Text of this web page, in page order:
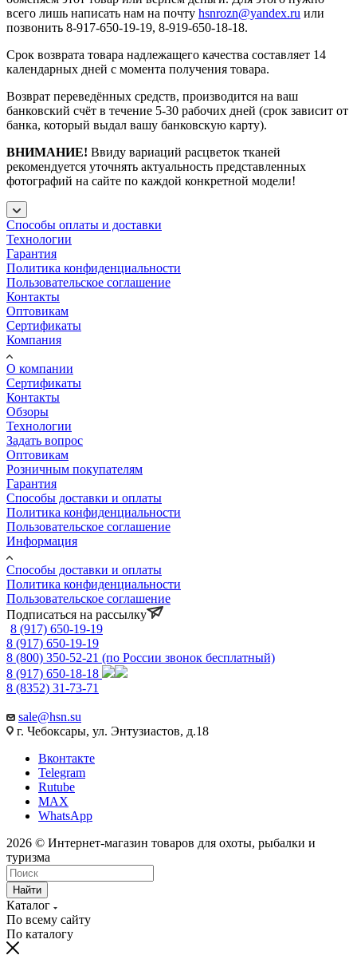
всего лишь написать нам на почту hsnrozn@yandex.ru или
позвонить 8-917-650-19-19, 8-919-650-18-18.
Срок возврата товара надлежащего качества составляет 14
календарных дней с момента получения товара.
Возврат переведённых средств, производится на ваш
банковский счёт в течение 5-30 рабочих дней (срок зависит от
банка, который выдал вашу банковскую карту).
ВНИМАНИЕ! Ввиду вариаций расцветок тканей
рекомендуется уточнять актуальность представленных
фотографий на сайте по каждой конкретной модели!
Способы оплаты и доставки
Технологии
Гарантия
Политика конфиденциальности
Пользовательское соглашение
Контакты
Оптовикам
Сертификаты
Компания
О компании
Сертификаты
Контакты
Обзоры
Технологии
Задать вопрос
Оптовикам
Розничным покупателям
Гарантия
Способы доставки и оплаты
Политика конфиденциальности
Пользовательское соглашение
Информация
Способы доставки и оплаты
Политика конфиденциальности
Пользовательское соглашение
Подписаться на рассылку
8 (917) 650-19-19
8 (917) 650-19-19
8 (800) 350-52-21 (по России звонок бесплатный)
8 (917) 650-18-18
8 (8352) 31-73-71
sale@hsn.su
г. Чебоксары, ул. Энтузиастов, д.18
Вконтакте
Telegram
Rutube
MAX
WhatsApp
2026 © Интернет-магазин товаров для охоты, рыбалки и
туризма
Найти
Каталог
По всему сайту
По каталогу